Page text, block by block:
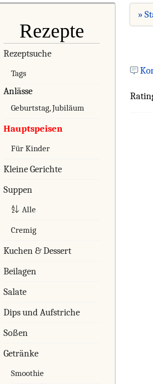
Rezepte
Rezeptsuche
Tags
Anlässe
Geburtstag, Jubiläum
Hauptspeisen
Für Kinder
Kleine Gerichte
Suppen
Alle
Cremig
Kuchen & Dessert
Beilagen
Salate
Dips und Aufstriche
Soßen
Getränke
Smoothie
»